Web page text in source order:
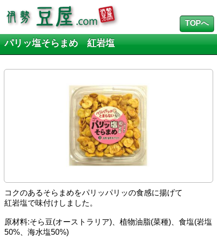
パリッ塩そらまめ 紅岩塩
コクのあるそらまめをパリッパリッの食感に揚げて
紅岩塩で味付けしました。
原材料:そら豆(オーストラリア)、植物油脂(菜種)、食塩(岩塩
50%、海水塩50%)
TOPへ